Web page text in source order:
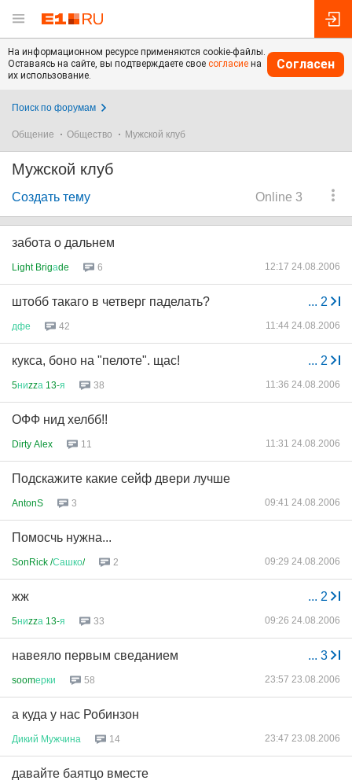
На информационном ресурсе применяются cookie-файлы.
Оставаясь на сайте, вы подтверждаете свое согласие на
их использование.
Согласен
Поиск по форумам
Общение Общество Мужской клуб
Мужской клуб
Online 3
Создать тему
забота о дальнем
Light Brigаde 6 12:17 24.08.2006
... 2
штобб такаго в четверг паделать?
дфе 42 11:44 24.08.2006
... 2
кукса, боно на "пелоте". щас!
5ниzzа 13-я 38 11:36 24.08.2006
ОФФ нид хелбб!!
Dirty Alex 11 11:31 24.08.2006
Подскажите какие сейф двери лучше
AntonS 3 09:41 24.08.2006
Помосчь нужна...
SonRick /Сашко/ 2 09:29 24.08.2006
... 2
жж
5ниzzа 13-я 33 09:26 24.08.2006
... 3
навеяло первым сведанием
soomерки 58 23:57 23.08.2006
а куда у нас Робинзон
Дикий Мужчина 14 23:47 23.08.2006
давайте баятцо вместе